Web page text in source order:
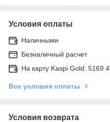
Условия оплаты
Наличными
Безналичный расчет
На карту Kaspi Gold: 5169
Все условия оплаты
Условия возврата